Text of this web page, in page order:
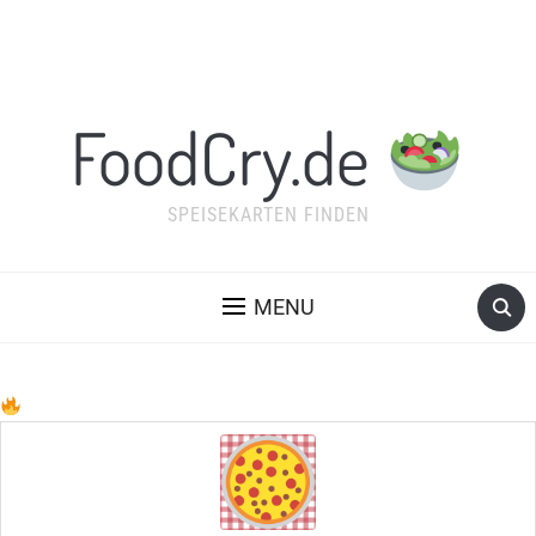
FoodCry.de
SPEISEKARTEN FINDEN
MENU